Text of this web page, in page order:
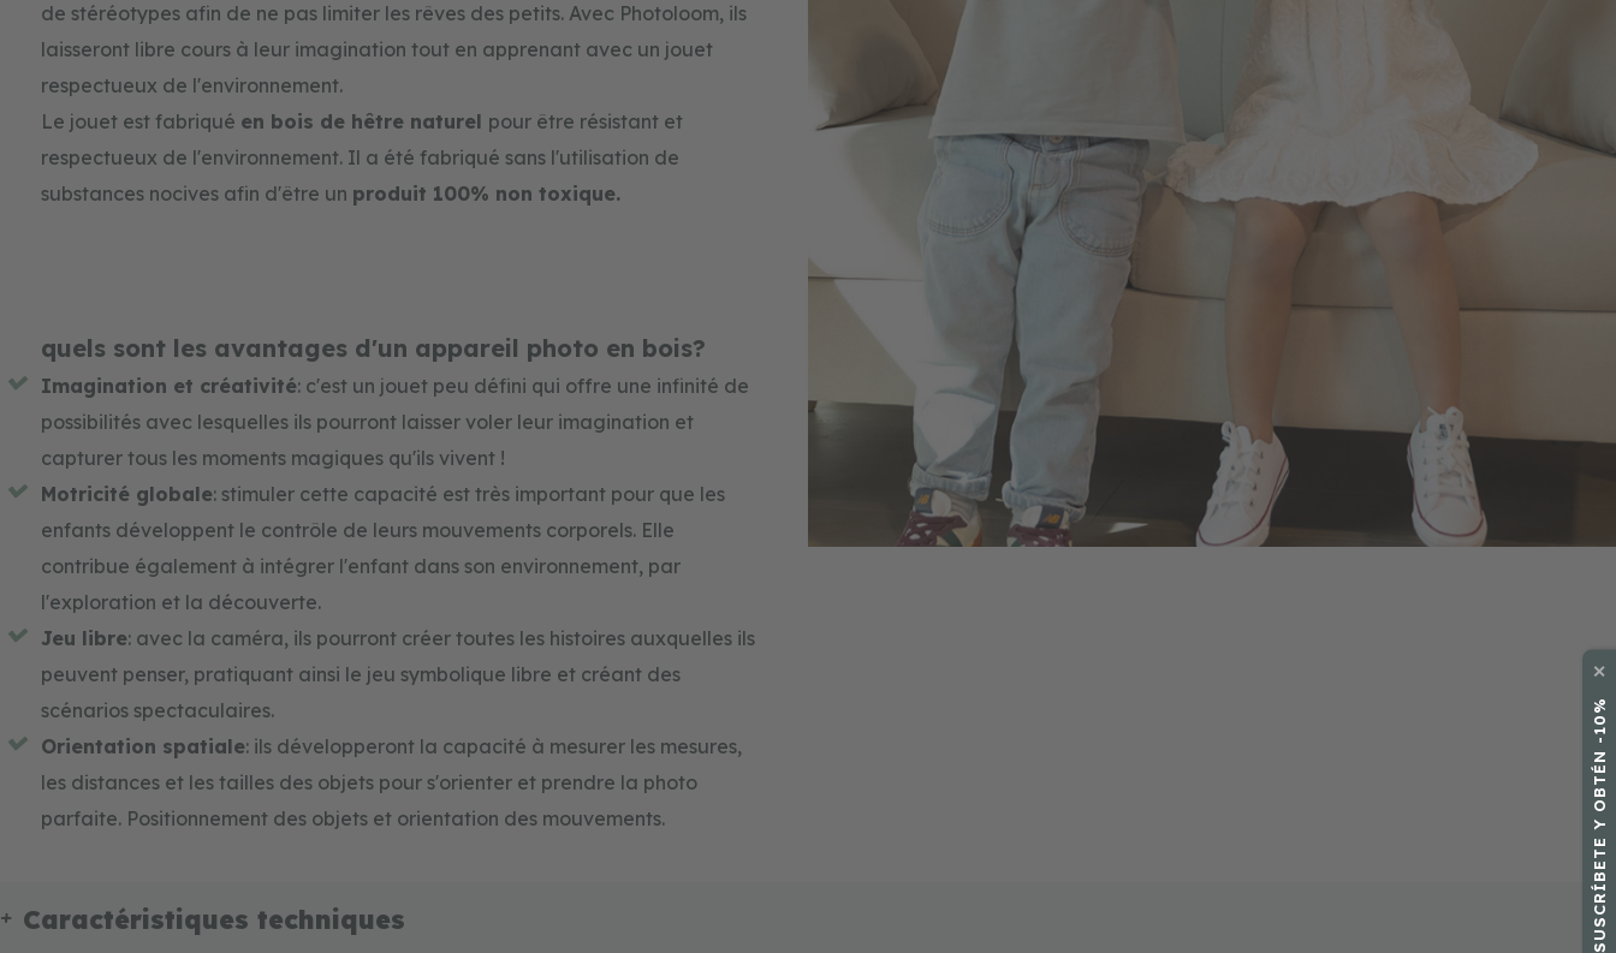
de stéréotypes afin de ne pas limiter les rêves des petits. Avec Photoloom, ils
laisseront libre cours à leur imagination tout en apprenant avec un jouet
respectueux de l'environnement.
Le jouet est fabriqué en bois de hêtre naturel pour être résistant et
respectueux de l'environnement. Il a été fabriqué sans l'utilisation de
substances nocives afin d'être un produit 100% non toxique.
quels sont les avantages d'un appareil photo en bois?
Imagination et créativité: c'est un jouet peu défini qui offre une infinité de
possibilités avec lesquelles ils pourront laisser voler leur imagination et
capturer tous les moments magiques qu'ils vivent !
Motricité globale: stimuler cette capacité est très important pour que les
enfants développent le contrôle de leurs mouvements corporels. Elle
contribue également à intégrer l'enfant dans son environnement, par
l'exploration et la découverte.
Jeu libre: avec la caméra, ils pourront créer toutes les histoires auxquelles ils
peuvent penser, pratiquant ainsi le jeu symbolique libre et créant des
scénarios spectaculaires.
Orientation spatiale: ils développeront la capacité à mesurer les mesures,
les distances et les tailles des objets pour s'orienter et prendre la photo
parfaite. Positionnement des objets et orientation des mouvements.
Caractéristiques techniques
✕
SUSCRÍBETE Y OBTÉN -10%